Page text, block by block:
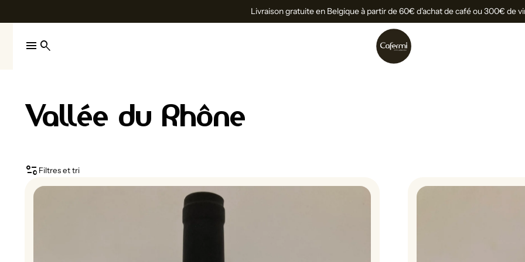
Livraison gratuite en Belgique à partir de 60€ d'achat de café ou 300€ de
menu search
Vallée du Rhône
page_info Filtres et tri